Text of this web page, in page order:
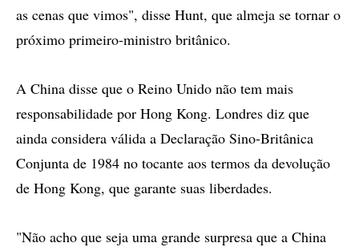
as cenas que vimos", disse Hunt, que almeja se tornar o
próximo primeiro-ministro britânico.
A China disse que o Reino Unido não tem mais
responsabilidade por Hong Kong. Londres diz que
ainda considera válida a Declaração Sino-Britânica
Conjunta de 1984 no tocante aos termos da devolução
de Hong Kong, que garante suas liberdades.
"Não acho que seja uma grande surpresa que a China